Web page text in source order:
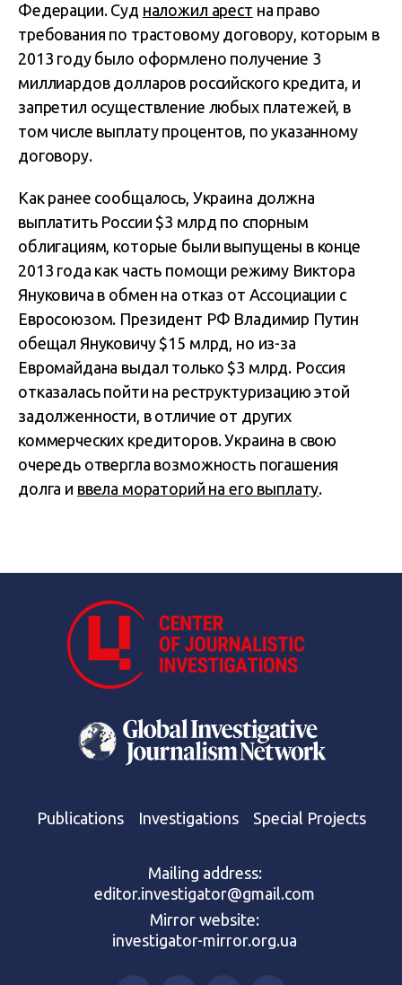
Федерации. Суд наложил арест на право
требования по трастовому договору, которым в
2013 году было оформлено получение 3
миллиардов долларов российского кредита, и
запретил осуществление любых платежей, в
том числе выплату процентов, по указанному
договору.
Как ранее сообщалось, Украина должна
выплатить России $3 млрд по спорным
облигациям, которые были выпущены в конце
2013 года как часть помощи режиму Виктора
Януковича в обмен на отказ от Ассоциации с
Евросоюзом. Президент РФ Владимир Путин
обещал Януковичу $15 млрд, но из-за
Евромайдана выдал только $3 млрд. Россия
отказалась пойти на реструктуризацию этой
задолженности, в отличие от других
коммерческих кредиторов. Украина в свою
очередь отвергла возможность погашения
долга и ввела мораторий на его выплату.
Publications Investigations Special Projects
Mailing address:
editor.investigator@gmail.com
Mirror website:
investigator-mirror.org.ua